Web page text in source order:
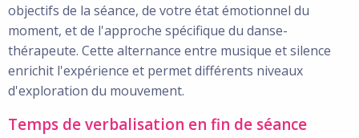
objectifs de la séance, de votre état émotionnel du
moment, et de l'approche spécifique du danse-
thérapeute. Cette alternance entre musique et silence
enrichit l'expérience et permet différents niveaux
d'exploration du mouvement.
Temps de verbalisation en fin de séance